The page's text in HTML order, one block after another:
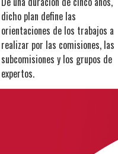
dicho plan define las
orientaciones de los trabajos a
realizar por las comisiones, las
subcomisiones y los grupos de
expertos.